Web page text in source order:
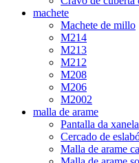
machete
Machete de millo
M214
M213
M212
M208
M206
M2002
malla de arame
Pantalla da xanela
Cercado de
Malla de arame